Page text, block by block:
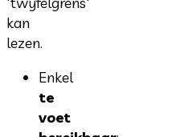
kan
lezen.
Enkel
te
voet